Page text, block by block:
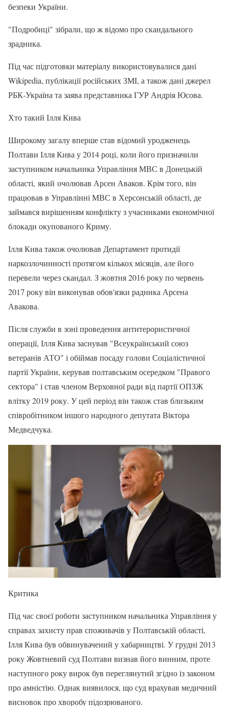
безпеки України.
"Подробиці" зібрали, що ж відомо про скандального
зрадника.
Під час підготовки матеріалу використовувалися дані
Wikipedia, публікації російських ЗМІ, а також дані джерел
РБК-Україна та заява представника ГУР Андрія Юсова.
Хто такий Ілля Кива
Широкому загалу вперше став відомий уродженець
Полтави Ілля Кива у 2014 році, коли його призначили
заступником начальника Управління МВС в Донецькій
області, який очолював Арсен Аваков. Крім того, він
працював в Управлінні МВС в Херсонській області, де
займався вирішенням конфлікту з учасниками економічної
блокади окупованого Криму.
Ілля Кива також очолював Департамент протидії
наркозлочинності протягом кількох місяців, але його
перевели через скандал. З жовтня 2016 року по червень
2017 року він виконував обов'язки радника Арсена
Авакова.
Після служби в зоні проведення антитерористичної
операції, Ілля Кива заснував "Всеукраїнський союз
ветеранів АТО" і обіймав посаду голови Соціалістичної
партії України, керував полтавським осередком "Правого
сектора" і став членом Верховної ради від партії ОПЗЖ
влітку 2019 року. У цей період він також став близьким
співробітником іншого народного депутата Віктора
Медведчука.
Критика
Під час своєї роботи заступником начальника Управління у
справах захисту прав споживачів у Полтавській області,
Ілля Кива був обвинувачений у хабарництві. У грудні 2013
року Жовтневий суд Полтави визнав його винним, проте
наступного року вирок був переглянутий згідно із законом
про амністію. Однак виявилося, що суд врахував медичний
висновок про хворобу підозрюваного.